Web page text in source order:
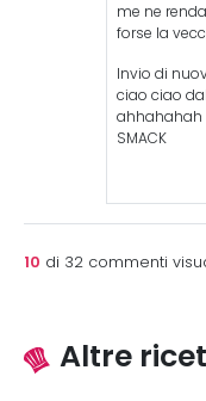
me ne
forse la
Invio di
ciao ciao
ahhahahah
SMACK
10 di 32 commenti
Altre